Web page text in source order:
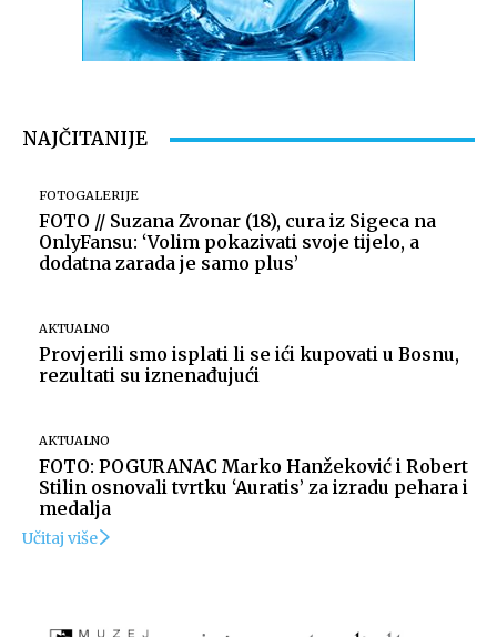
NAJČITANIJE
FOTOGALERIJE
FOTO // Suzana Zvonar (18), cura iz Sigeca na
OnlyFansu: ‘Volim pokazivati svoje tijelo, a
dodatna zarada je samo plus’
AKTUALNO
Provjerili smo isplati li se ići kupovati u Bosnu,
rezultati su iznenađujući
AKTUALNO
FOTO: POGURANAC Marko Hanžeković i Robert
Stilin osnovali tvrtku ‘Auratis’ za izradu pehara i
medalja
Učitaj više